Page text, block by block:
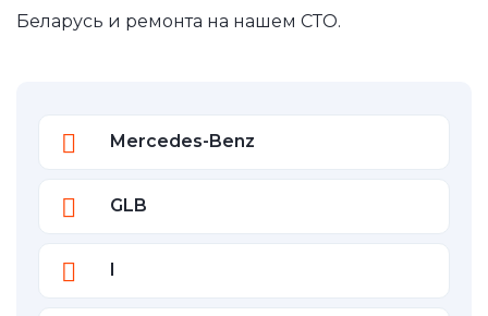
Беларусь и ремонта на нашем СТО.
Mercedes-Benz
GLB
I